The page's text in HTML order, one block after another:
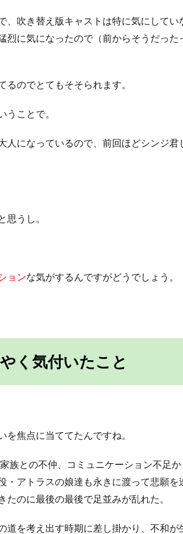
、吹き替え版キャストは特に気にしてい
烈に気になったので（前からそうだった
のでとてもそそられます。
うことで。
人になっているので、前回ほどシンジ君
うし。
ョンな気がするんですがどうでしょう。
く気付いたこと
を焦点に当ててたんですね。
族との不仲、コミュニケーション不足か
・アトラスの娘達も永きに渡って悲願を
のに最後の最後で足並みが乱れた。
道を考え出す時期に差し掛かり、不和が